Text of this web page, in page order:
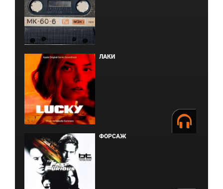
ЛАКИ
ФОРСАЖ